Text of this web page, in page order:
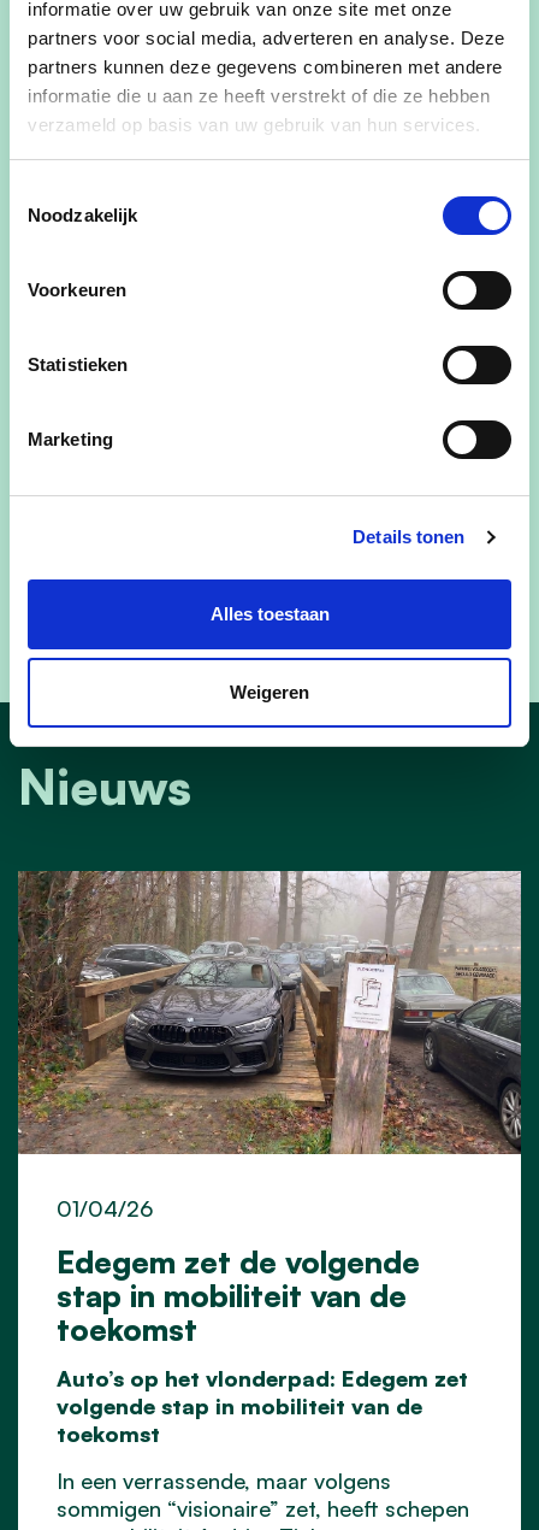
informatie over uw gebruik van onze site met onze
partners voor social media, adverteren en analyse. Deze
partners kunnen deze gegevens combineren met andere
informatie die u aan ze heeft verstrekt of die ze hebben
verzameld op basis van uw gebruik van hun services.
Noodzakelijk
Voorkeuren
Statistieken
Marketing
Details tonen
Alles toestaan
Weigeren
Nieuws
Edegem zet de volgende
stap in mobiliteit van de
toekomst
01/04/26
Auto’s op het vlonderpad: Edegem zet
volgende stap in mobiliteit van de
toekomst
In een verrassende, maar volgens
sommigen “visionaire” zet, heeft schepen